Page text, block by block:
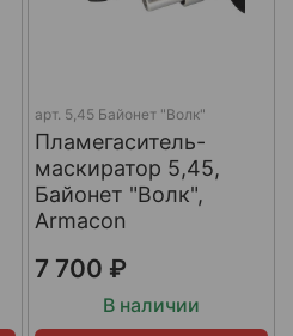
арт. 5,45 Байонет "Волк"
Пламегаситель-
маскиратор 5,45,
Байонет "Волк",
Armacon
7 700 ₽
В наличии